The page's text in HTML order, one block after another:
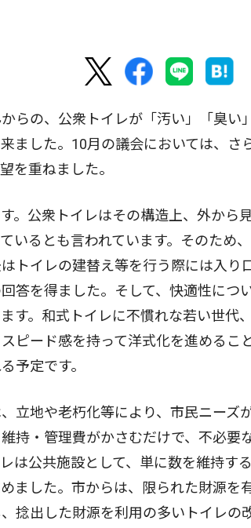
らの、公衆トイレが「汚い」「臭い
ました。10月の議会においては、さ
を重ねました。
。公衆トイレはその構造上、外から
いるとも言われています。そのため
トイレの建替え等を行う際には入り
答を得ました。そして、快適性につ
す。和式トイレに不慣れな若い世代
ピード感を持って洋式化を進めるこ
予定です。
立地や老朽化等により、市民ニーズ
持・管理費がかさむだけで、不必要
は公共施設として、単に数を維持す
ました。市からは、限られた財源を
捻出した財源を利用の多いトイレの